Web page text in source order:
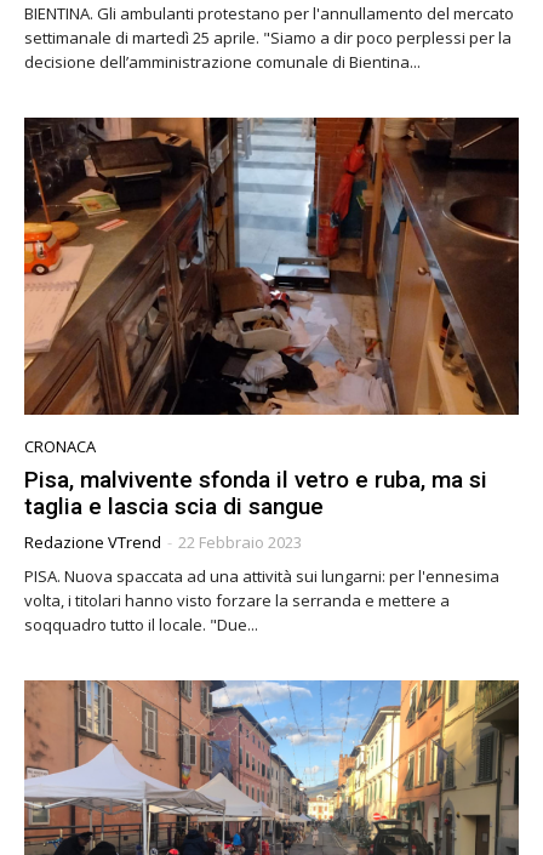
BIENTINA. Gli ambulanti protestano per l'annullamento del mercato
settimanale di martedì 25 aprile. "Siamo a dir poco perplessi per la
decisione dell’amministrazione comunale di Bientina...
CRONACA
Pisa, malvivente sfonda il vetro e ruba, ma si
taglia e lascia scia di sangue
Redazione VTrend - 22 Febbraio 2023
PISA. Nuova spaccata ad una attività sui lungarni: per l'ennesima
volta, i titolari hanno visto forzare la serranda e mettere a
soqquadro tutto il locale. "Due...